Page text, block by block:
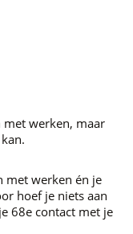
werken, maar
met werken én je
hoef je niets aan
68e contact met je